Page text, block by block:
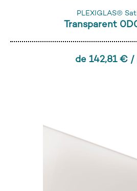
PLEXIGLAS®
Transparent
de 142,81 € /